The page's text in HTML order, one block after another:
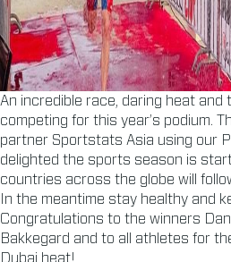
An incredible race, daring heat
competing for this year’s podium.
partner Sportstats Asia using our
delighted the sports season is
countries across the globe will
In the meantime stay healthy and
Congratulations to the winners
Bakkegard and to all athletes for
Dubai heat!